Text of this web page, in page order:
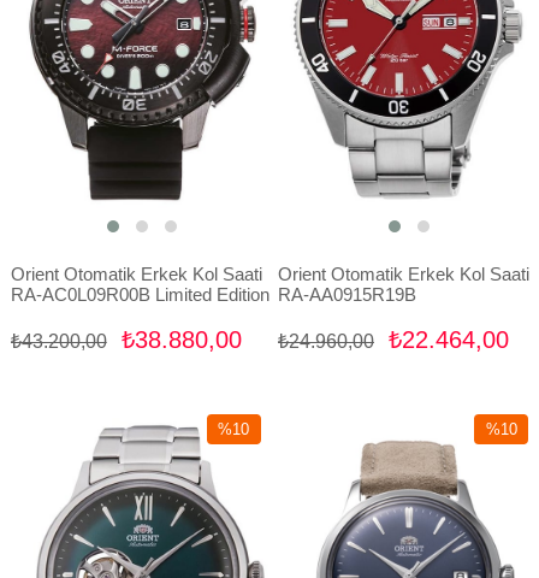
Orient Otomatik Erkek Kol Saati
RA-AC0L09R00B Limited Edition
₺38.880,00
₺43.200,00
Orient Otomatik Erkek Kol Saati
RA-AA0915R19B
₺22.464,00
₺24.960,00
%10
İndirim
%10İndirim
%10